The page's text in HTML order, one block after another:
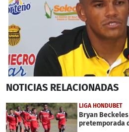
seconds
1
minute,
26
seconds
NOTICIAS RELACIONADAS
LIGA HONDUBET
Bryan
pretemporada